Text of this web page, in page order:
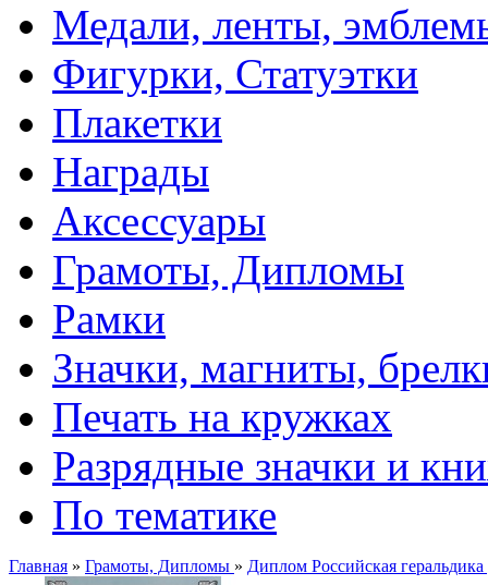
Медали, ленты,
Фигурки, Статуэтки
Плакетки
Награды
Аксессуары
Грамоты, Дипломы
Рамки
Значки, магниты,
Печать на кружках
Разрядные значки и
По тематике
Главная » Грамоты, Дипломы » Диплом Российская